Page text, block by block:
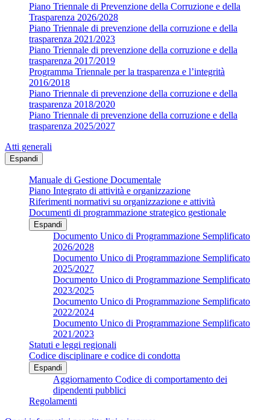
Piano Triennale di Prevenzione della Corruzione e della
Trasparenza 2026/2028
Piano Triennale di prevenzione della corruzione e della
trasparenza 2021/2023
Piano Triennale di prevenzione della corruzione e della
trasparenza 2017/2019
Programma Triennale per la trasparenza e l’integrità
2016/2018
Piano Triennale di prevenzione della corruzione e della
trasparenza 2018/2020
Piano Triennale di prevenzione della corruzione e della
trasparenza 2025/2027
Atti generali
Espandi
Manuale di Gestione Documentale
Piano Integrato di attività e organizzazione
Riferimenti normativi su organizzazione e attività
Documenti di programmazione strategico gestionale
Espandi
Documento Unico di Programmazione Semplificato
2026/2028
Documento Unico di Programmazione Semplificato
2025/2027
Documento Unico di Programmazione Semplificato
2023/2025
Documento Unico di Programmazione Semplificato
2022/2024
Documento Unico di Programmazione Semplificato
2021/2023
Statuti e leggi regionali
Codice disciplinare e codice di condotta
Espandi
Aggiornamento Codice di comportamento dei
dipendenti pubblici
Regolamenti